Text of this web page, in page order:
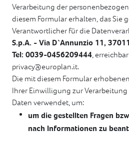
Verarbeitung der
diesem Formular erhalten, das Sie
Verantwortlicher für die
S.p.A. - Via D`Annunzio 11,
Tel: 0039-0456209444 ,
privacy@europlan.it.
Die mit diesem Formular
Ihrer Einwilligung zur
Daten verwendet, um:
um die gestellten Fragen
nach Informationen zu